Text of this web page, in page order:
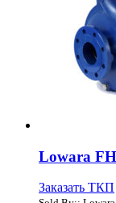
Lowara
Заказать ТКП